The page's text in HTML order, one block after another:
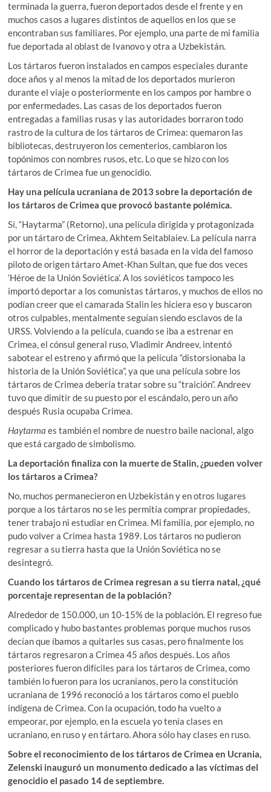
terminada la guerra, fueron deportados desde el frente y en
muchos casos a lugares distintos de aquellos en los que se
encontraban sus familiares. Por ejemplo, una parte de mi familia
fue deportada al oblast de Ivanovo y otra a Uzbekistán.
Los tártaros fueron instalados en campos especiales durante
doce años y al menos la mitad de los deportados murieron
durante el viaje o posteriormente en los campos por hambre o
por enfermedades. Las casas de los deportados fueron
entregadas a familias rusas y las autoridades borraron todo
rastro de la cultura de los tártaros de Crimea: quemaron las
bibliotecas, destruyeron los cementerios, cambiaron los
topónimos con nombres rusos, etc. Lo que se hizo con los
tártaros de Crimea fue un genocidio.
Hay una película ucraniana de 2013 sobre la deportación de
los tártaros de Crimea que provocó bastante polémica.
Sí, “Haytarma” (Retorno), una película dirigida y protagonizada
por un tártaro de Crimea, Akhtem Seitablaiev. La película narra
el horror de la deportación y está basada en la vida del famoso
piloto de origen tártaro Amet-Khan Sultan, que fue dos veces
‘Héroe de la Unión Soviética’. A los soviéticos tampoco les
importó deportar a los comunistas tártaros, y muchos de ellos no
podían creer que el camarada Stalin les hiciera eso y buscaron
otros culpables, mentalmente seguían siendo esclavos de la
URSS. Volviendo a la película, cuando se iba a estrenar en
Crimea, el cónsul general ruso, Vladimir Andreev, intentó
sabotear el estreno y afirmó que la película “distorsionaba la
historia de la Unión Soviética”, ya que una película sobre los
tártaros de Crimea debería tratar sobre su “traición”. Andreev
tuvo que dimitir de su puesto por el escándalo, pero un año
después Rusia ocupaba Crimea.
Haytarma es también el nombre de nuestro baile nacional, algo
que está cargado de simbolismo.
La deportación finaliza con la muerte de Stalin, ¿pueden volver
los tártaros a Crimea?
No, muchos permanecieron en Uzbekistán y en otros lugares
porque a los tártaros no se les permitía comprar propiedades,
tener trabajo ni estudiar en Crimea. Mi familia, por ejemplo, no
pudo volver a Crimea hasta 1989. Los tártaros no pudieron
regresar a su tierra hasta que la Unión Soviética no se
desintegró.
Cuando los tártaros de Crimea regresan a su tierra natal, ¿qué
porcentaje representan de la población?
Alrededor de 150.000, un 10-15% de la población. El regreso fue
complicado y hubo bastantes problemas porque muchos rusos
decían que íbamos a quitarles sus casas, pero finalmente los
tártaros regresaron a Crimea 45 años después. Los años
posteriores fueron difíciles para los tártaros de Crimea, como
también lo fueron para los ucranianos, pero la constitución
ucraniana de 1996 reconoció a los tártaros como el pueblo
indígena de Crimea. Con la ocupación, todo ha vuelto a
empeorar, por ejemplo, en la escuela yo tenía clases en
ucraniano, en ruso y en tártaro. Ahora sólo hay clases en ruso.
Sobre el reconocimiento de los tártaros de Crimea en Ucrania,
Zelenski inauguró un monumento dedicado a las víctimas del
genocidio el pasado 14 de septiembre.